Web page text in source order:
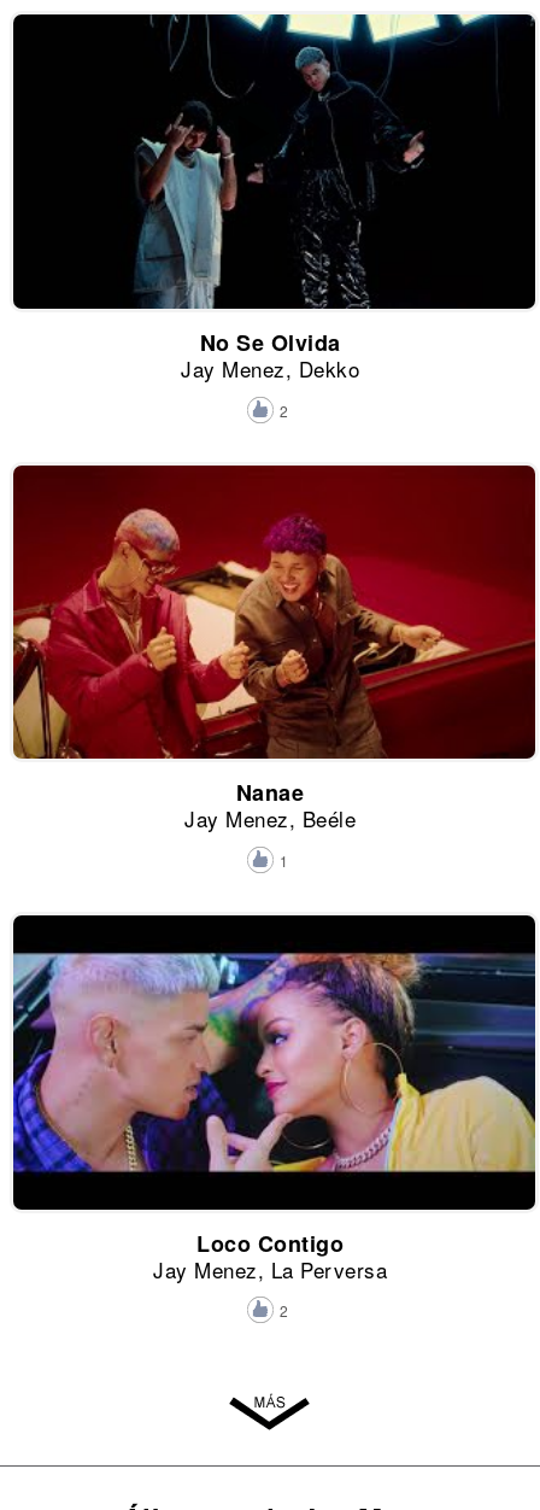
No Se Olvida
Jay Menez, Dekko
2
Nanae
Jay Menez, Beéle
1
Loco Contigo
Jay Menez, La Perversa
2